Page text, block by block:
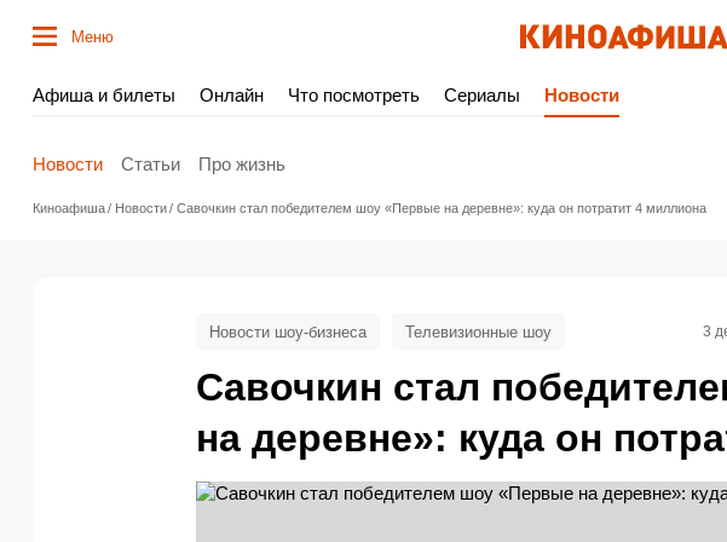
Меню
Афиша и билеты Онлайн Что посмотреть Сериалы Новости
Новости Статьи Про жизнь
Киноафиша Новости Савочкин стал победителем шоу «Первые на деревне»: куда он потратит 4 миллиона
Савочкин стал
на деревне»: куда он
Новости шоу-бизнеса Телевизионные шоу 3